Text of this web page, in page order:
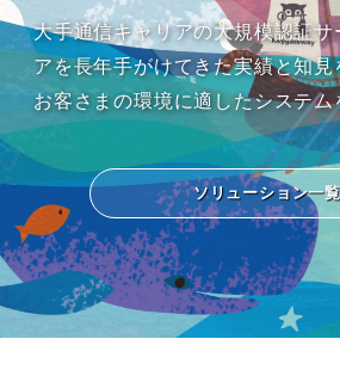
大手通信キャリアの大規模認証
アを長年手がけてきた実績と知見
お客さまの環境に適したシステ
ソリューション一覧